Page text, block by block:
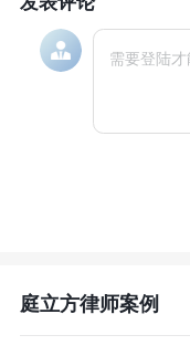
庭立方律师案例